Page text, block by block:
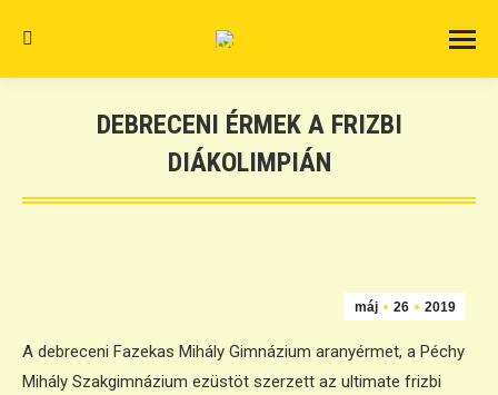
Search:
DEBRECENI ÉRMEK A FRIZBI
DIÁKOLIMPIÁN
máj 26 2019
A debreceni Fazekas Mihály Gimnázium aranyérmet, a Péchy
Mihály Szakgimnázium ezüstöt szerzett az ultimate frizbi